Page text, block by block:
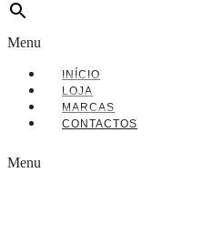
Menu
INÍCIO
LOJA
MARCAS
CONTACTOS
Menu